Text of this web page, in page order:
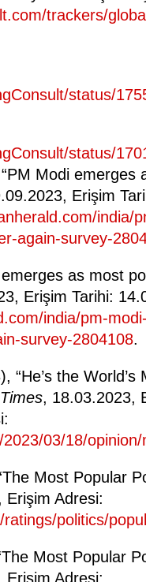
trackers/
status/
status/
Modi emerges
Erişim
india/
again-survey-
as most
Erişim Tarihi:
india/pm-
survey-2804108.
“He’s the
, 18.03.2023,
03/18/
Most Popular
Erişim Adresi:
politics/
Most Popular
Erişim Adresi: